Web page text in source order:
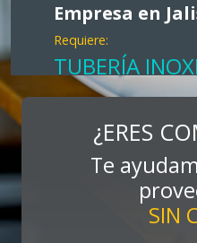
Empresa en
Requiere:
TUBERÍA
Especificaciones:
cualquiera
Aplicar al
Empresa en
¿ERES
Te
SIN